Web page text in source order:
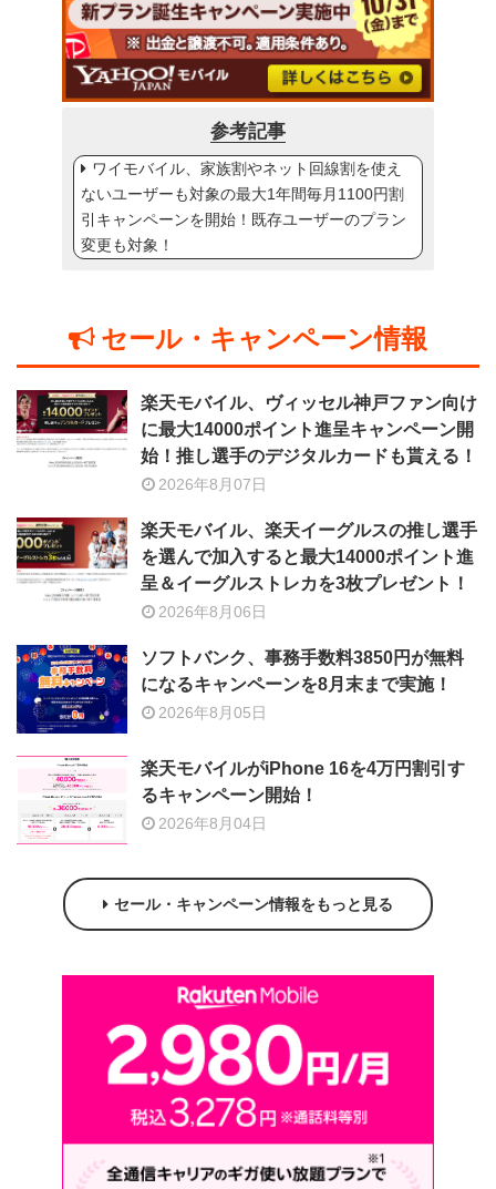
参考記事
ワイモバイル、家族割やネット回線割を使え
ないユーザーも対象の最大1年間毎月1100円割
引キャンペーンを開始！既存ユーザーのプラン
変更も対象！
セール・キャンペーン情報
楽天モバイル、ヴィッセル神戸ファン向け
に最大14000ポイント進呈キャンペーン開
始！推し選手のデジタルカードも貰える！
2026年8月07日
楽天モバイル、楽天イーグルスの推し選手
を選んで加入すると最大14000ポイント進
呈＆イーグルストレカを3枚プレゼント！
2026年8月06日
ソフトバンク、事務手数料3850円が無料
になるキャンペーンを8月末まで実施！
2026年8月05日
楽天モバイルがiPhone 16を4万円割引す
るキャンペーン開始！
2026年8月04日
セール・キャンペーン情報をもっと見る